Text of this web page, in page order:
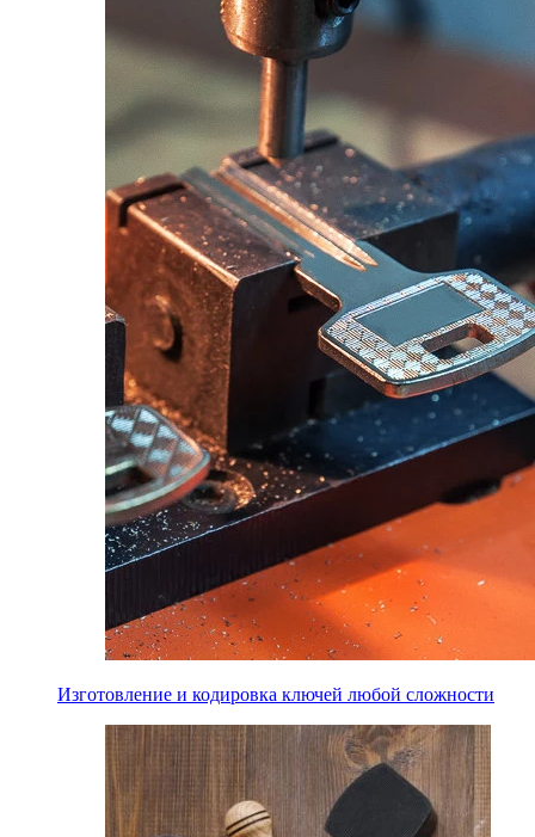
Изготовление и кодировка ключей любой сложности